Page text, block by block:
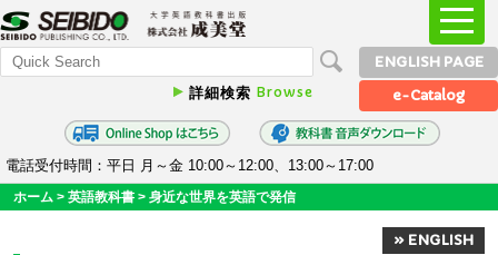
詳細検索 Browse
ENGLISH PAGE
e-Catalog
電話受付時間：平日 月～金 10:00～12:00、13:00～17:00
ホーム > 英語教科書 > 身近な世界を英語で発信
» ENGLISH